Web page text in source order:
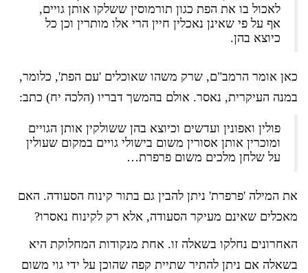
לאכול בו את הפת כגון תורמוסין ששלקו אותן גויים,
אף על פי שאינן נאכלין חיין הרי אלו מותרין וכן כל
כיוצא בהן.
כאן אומר הרמב"ם, שרק משהו שאוכלים 'עם הפת', כלומר,
במנה העיקרית, נאסר. אולם בהמשך דבריו (הלכה יח) כתב:
פולין ואפונין ועדשים וכיוצא בהן ששולקין אותן הגויים
ומוכרין אותן אסורין משום בישולי גויים במקום שעולין
על שלחן מלכים משום פרפרת…
את המילה 'פרפרת' ניתן להבין גם בתור קינוח הסעודה. האם
מאכלים שאינם מעיקר הסעודה, אלא רק לקינוח נאסרו?
האחרונים נחלקו בשאלה זו. אחת מנקודות המחלוקת היא
בשאלה אם ניתן להתיר שתיית קפה שהוכן על ידי גוי משום